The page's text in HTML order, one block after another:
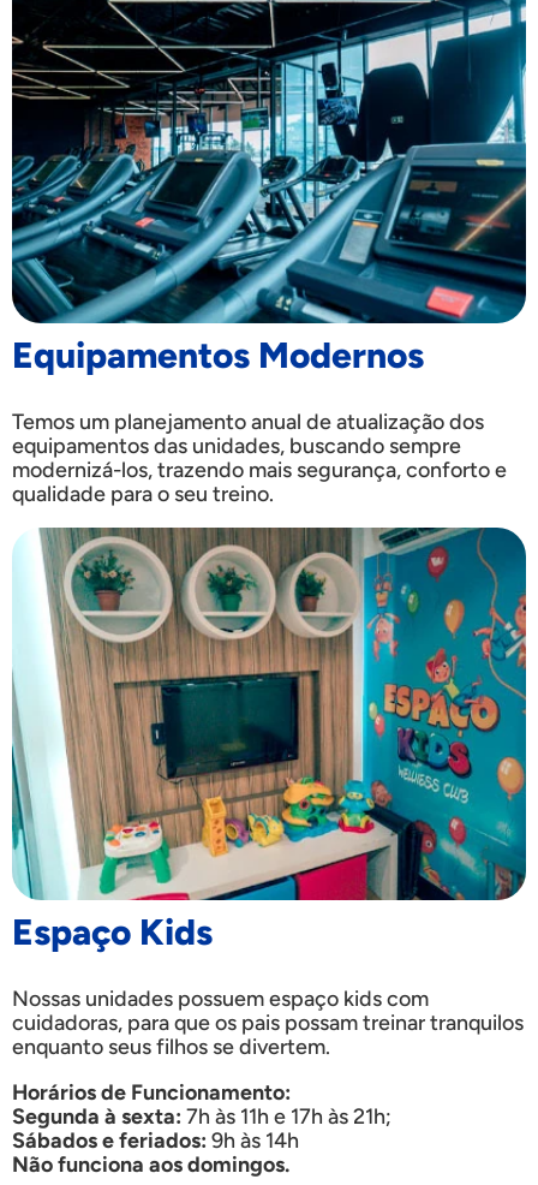
Equipamentos Modernos
Temos um planejamento anual de atualização dos
equipamentos das unidades, buscando sempre
modernizá-los, trazendo mais segurança, conforto e
qualidade para o seu treino.
Espaço Kids
Nossas unidades possuem espaço kids com
cuidadoras, para que os pais possam treinar tranquilos
enquanto seus filhos se divertem.
Horários de Funcionamento:
Segunda à sexta: 7h às 11h e 17h às 21h;
Sábados e feriados: 9h às 14h
Não funciona aos domingos.